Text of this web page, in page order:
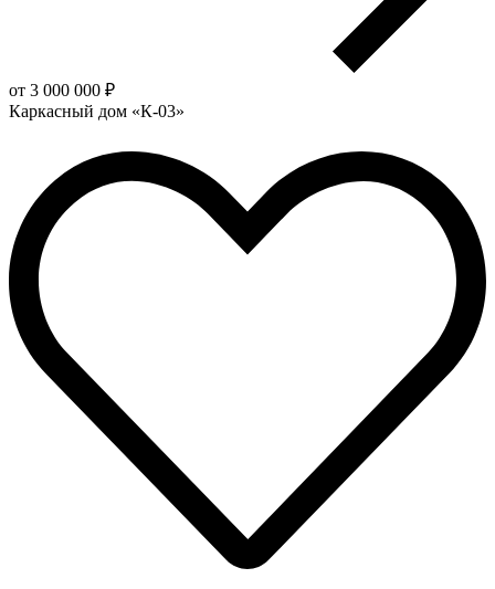
от 3 000 000 ₽
Каркасный дом «К-03»